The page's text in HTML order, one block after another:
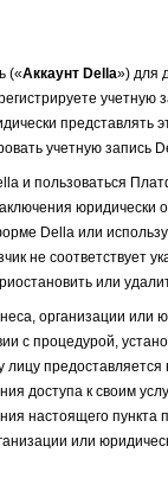
(«Аккаунт Della») для
учетную запись
и пользоваться
Della или
не соответствует
или
организации
с процедурой,
лицу
доступа к своим
настоящего
или